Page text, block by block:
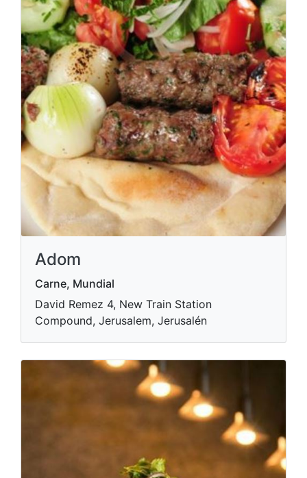
Adom
Carne, Mundial
David Remez 4, New Train Station
Compound, Jerusalem, Jerusalén